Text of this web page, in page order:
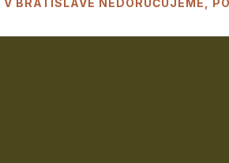
BRATISLAVE NEDORUČUJEME,